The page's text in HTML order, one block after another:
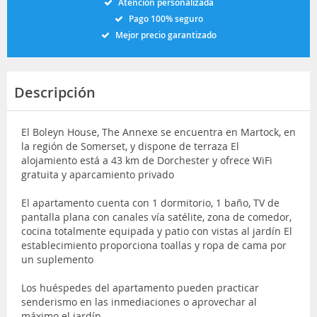
Pago 100% seguro
Mejor precio garantizado
Descripción
El Boleyn House, The Annexe se encuentra en Martock, en
la región de Somerset, y dispone de terraza El
alojamiento está a 43 km de Dorchester y ofrece WiFi
gratuita y aparcamiento privado
El apartamento cuenta con 1 dormitorio, 1 baño, TV de
pantalla plana con canales vía satélite, zona de comedor,
cocina totalmente equipada y patio con vistas al jardín El
establecimiento proporciona toallas y ropa de cama por
un suplemento
Los huéspedes del apartamento pueden practicar
senderismo en las inmediaciones o aprovechar al